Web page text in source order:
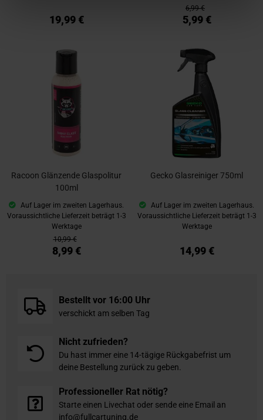
19,99 €
6,99 €
5,99 €
Racoon Glänzende Glaspolitur
100ml
Auf Lager im zweiten Lagerhaus.
Voraussichtliche Lieferzeit beträgt 1-3
Werktage
10,99 €
8,99 €
Gecko Glasreiniger 750ml
Auf Lager im zweiten Lagerhaus.
Voraussichtliche Lieferzeit beträgt 1-3
Werktage
14,99 €
Bestellt vor 16:00 Uhr
verschickt am selben Tag
Nicht zufrieden?
Du hast immer eine 14-tägige Rückgabefrist um
deine Bestellung zurück zu geben.
Professioneller Rat nötig?
Starte einen Livechat oder sende eine Email an
info@fullcartuning.de